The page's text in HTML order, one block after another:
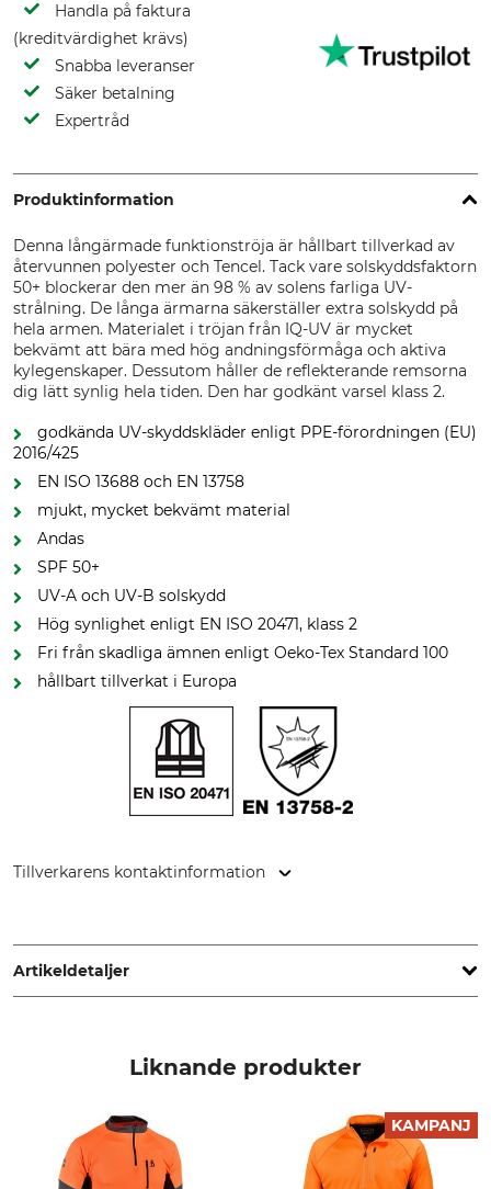
Handla på faktura
(kreditvärdighet krävs)
Snabba leveranser
Säker betalning
Expertråd
Produktinformation
Denna långärmade funktionströja är hållbart tillverkad av
återvunnen polyester och Tencel. Tack vare solskyddsfaktorn
50+ blockerar den mer än 98 % av solens farliga UV-
strålning. De långa ärmarna säkerställer extra solskydd på
hela armen. Materialet i tröjan från IQ-UV är mycket
bekvämt att bära med hög andningsförmåga och aktiva
kylegenskaper. Dessutom håller de reflekterande remsorna
dig lätt synlig hela tiden. Den har godkänt varsel klass 2.
godkända UV-skyddskläder enligt PPE-förordningen (EU)
2016/425
EN ISO 13688 och EN 13758
mjukt, mycket bekvämt material
Andas
SPF 50+
UV-A och UV-B solskydd
Hög synlighet enligt EN ISO 20471, klass 2
Fri från skadliga ämnen enligt Oeko-Tex Standard 100
hållbart tillverkat i Europa
Tillverkarens kontaktinformation
Germany, www.iq-uv.com
Artikeldetaljer
Produkttyp
Funktionströja
64% Polyester
36% Lyocell
Liknande produkter
KAMPANJ